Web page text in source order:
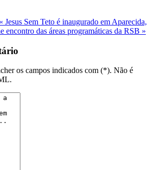
« Jesus Sem Teto é inaugurado em Aparecida,
encontro das áreas programáticas da RSB »
os campos indicados com (*). Não é